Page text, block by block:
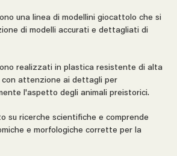
una linea di modellini giocattolo che si
di modelli accurati e dettagliati di
realizzati in plastica resistente di alta
con attenzione ai dettagli per
l'aspetto degli animali preistorici.
su ricerche scientifiche e comprende
e morfologiche corrette per la